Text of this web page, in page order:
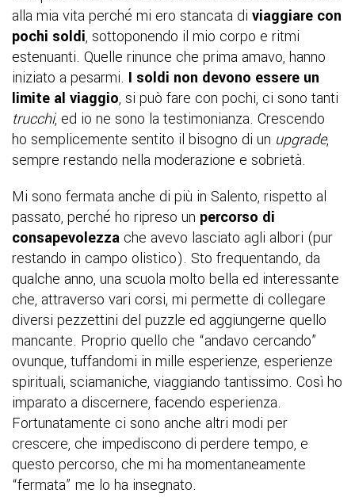
alla mia vita perché mi ero stancata di viaggiare con
pochi soldi, sottoponendo il mio corpo e ritmi
estenuanti. Quelle rinunce che prima amavo, hanno
iniziato a pesarmi. I soldi non devono essere un
limite al viaggio, si può fare con pochi, ci sono tanti
trucchi, ed io ne sono la testimonianza. Crescendo
ho semplicemente sentito il bisogno di un upgrade,
sempre restando nella moderazione e sobrietà.
Mi sono fermata anche di più in Salento, rispetto al
passato, perché ho ripreso un percorso di
consapevolezza che avevo lasciato agli albori (pur
restando in campo olistico). Sto frequentando, da
qualche anno, una scuola molto bella ed interessante
che, attraverso vari corsi, mi permette di collegare
diversi pezzettini del puzzle ed aggiungerne quello
mancante. Proprio quello che “andavo cercando”
ovunque, tuffandomi in mille esperienze, esperienze
spirituali, sciamaniche, viaggiando tantissimo. Così ho
imparato a discernere, facendo esperienza.
Fortunatamente ci sono anche altri modi per
crescere, che impediscono di perdere tempo, e
questo percorso, che mi ha momentaneamente
“fermata” me lo ha insegnato.